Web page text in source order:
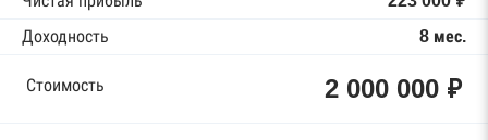
Доходность
8 мес.
Стоимость 2 000 000 ₽